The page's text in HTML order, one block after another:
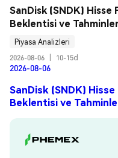
SanDisk (SNDK) Hisse
Beklentisi ve
Piyasa Analizleri
2026-08-06
10-15d
2026-08-06
SanDisk (SNDK)
Beklentisi ve